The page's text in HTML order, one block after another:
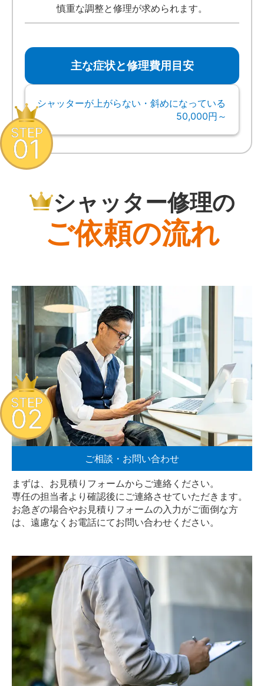
慎重な調整と修理が求められます。
主な症状と修理費用目安
シャッターが上がらない・斜めになっている
50,000円～
シャッター修理の
ご依頼の流れ
STEP
01
ご相談・お問い合わせ
まずは、お見積りフォームからご連絡ください。
専任の担当者より確認後にご連絡させていただきます。
お急ぎの場合やお見積りフォームの入力がご面倒な方
は、遠慮なく お電話にてお問い合わせください。
STEP
02